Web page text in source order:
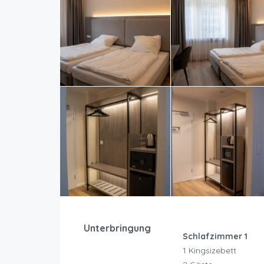
Unterbringung
Schlafzimmer 1
1 Kingsizebett